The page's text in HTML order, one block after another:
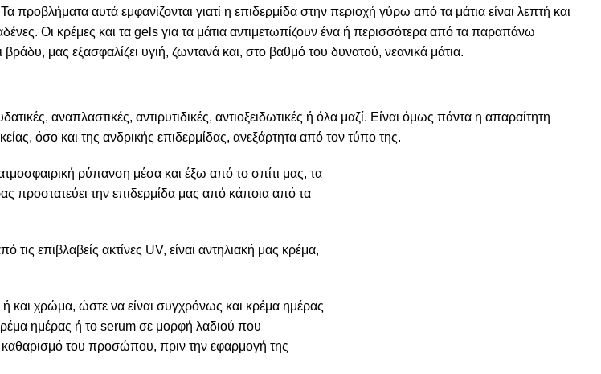
προβλήματα αυτά εμφανίζονται γιατί η επιδερμίδα στην περιοχή γύρω από τα μάτια είναι λεπτή και
Οι κρέμες και τα gels για τα μάτια αντιμετωπίζουν ένα ή περισσότερα από τα παραπάνω
μας εξασφαλίζει υγιή, ζωντανά και, στο βαθμό του δυνατού, νεανικά μάτια.
αναπλαστικές, αντιρυτιδικές, αντιοξειδωτικές ή όλα μαζί. Είναι όμως πάντα η απαραίτητη
όσο και της ανδρικής επιδερμίδας, ανεξάρτητα από τον τύπο της.
ατμοσφαιρική ρύπανση μέσα και έξω από το σπίτι μας, τα
προστατεύει την επιδερμίδα μας από κάποια από τα
επιβλαβείς ακτίνες UV, είναι αντηλιακή μας κρέμα,
και χρώμα, ώστε να είναι συγχρόνως και κρέμα ημέρας
ημέρας ή το serum σε μορφή λαδιού που
του προσώπου, πριν την εφαρμογή της